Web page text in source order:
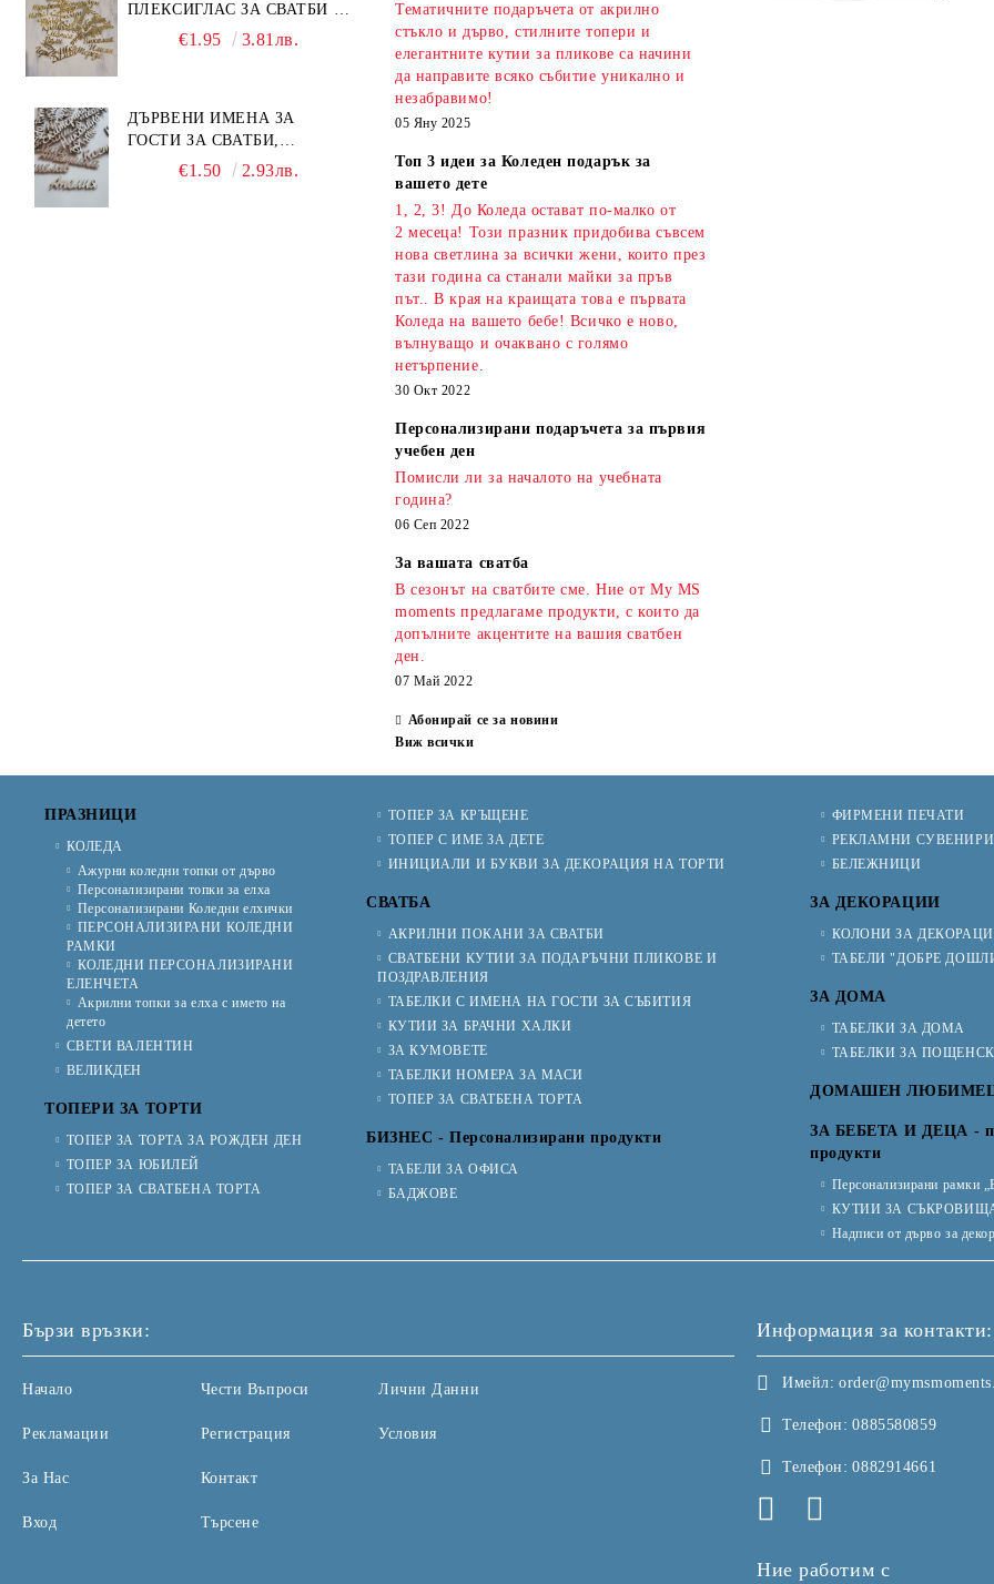
ПЛЕКСИГЛАС ЗА СВАТБИ И
СЪБИТИЯ
€1.95 3.81лв.
ДЪРВЕНИ ИМЕНА ЗА
ГОСТИ ЗА СВАТБИ,
КРЪЩЕНЕТА И СЪБИТИЯ
€1.50 2.93лв.
Тематичните подаръчета от акрилно
стъкло и дърво, стилните топери и
елегантните кутии за пликове са начини
да направите всяко събитие уникално и
незабравимо!
05 Яну 2025
Топ 3 идеи за Коледен подарък за
вашето дете
1, 2, 3! До Коледа остават по-малко от
2 месеца! Този празник придобива съвсем
нова светлина за всички жени, които през
тази година са станали майки за пръв
път.. В края на краищата това е първата
Коледа на вашето бебе! Всичко е ново,
вълнуващо и очаквано с голямо
нетърпение.
30 Окт 2022
Персонализирани подаръчета за първия
учебен ден
Помисли ли за началото на учебната
година?
06 Сеп 2022
За вашата сватба
В сезонът на сватбите сме. Ние от My MS
moments предлагаме продукти, с които да
допълните акцентите на вашия сватбен
ден.
07 Май 2022
Абонирай се за новини
Виж всички
ПРАЗНИЦИ
КОЛЕДА
Ажурни коледни топки от дърво
Персонализирани топки за елха
Персонализирани Коледни елхички
ПЕРСОНАЛИЗИРАНИ КОЛЕДНИ
РАМКИ
КОЛЕДНИ ПЕРСОНАЛИЗИРАНИ
ЕЛЕНЧЕТА
Акрилни топки за елха с името на
детето
СВЕТИ ВАЛЕНТИН
ВЕЛИКДЕН
ТОПЕРИ ЗА ТОРТИ
ТОПЕР ЗА ТОРТА ЗА РОЖДЕН ДЕН
ТОПЕР ЗА ЮБИЛЕЙ
ТОПЕР ЗА СВАТБЕНА ТОРТА
ТОПЕР ЗА КРЪЩЕНЕ
ТОПЕР С ИМЕ ЗА ДЕТЕ
ИНИЦИАЛИ И БУКВИ ЗА ДЕКОРАЦИЯ НА ТОРТИ
СВАТБА
АКРИЛНИ ПОКАНИ ЗА СВАТБИ
СВАТБЕНИ КУТИИ ЗА ПОДАРЪЧНИ ПЛИКОВЕ И
ПОЗДРАВЛЕНИЯ
ТАБЕЛКИ С ИМЕНА НА ГОСТИ ЗА СЪБИТИЯ
КУТИИ ЗА БРАЧНИ ХАЛКИ
ЗА КУМОВЕТЕ
ТАБЕЛКИ НОМЕРА ЗА МАСИ
ТОПЕР ЗА СВАТБЕНА ТОРТА
БИЗНЕС - Персонализирани продукти
ТАБЕЛИ ЗА ОФИСА
БАДЖОВЕ
ФИРМЕНИ ПЕЧАТИ
РЕКЛАМНИ СУВЕНИРИ
БЕЛЕЖНИЦИ
ЗА ДЕКОРАЦИИ
КОЛОНИ ЗА
ТАБЕЛИ "ДОБРЕ
ЗА ДОМА
ТАБЕЛКИ ЗА ДОМА
ТАБЕЛКИ ЗА
ДОМАШЕН
ЗА БЕБЕТА И ДЕЦА -
продукти
Персонализирани рамки
КУТИИ ЗА
Надписи от дърво за
Бързи връзки:
Начало
Рекламации
За Нас
Вход
Чести Въпроси
Регистрация
Контакт
Търсене
Лични Данни
Условия
Информация за контакти:
Имейл:
Телефон: 0885580859
Телефон: 0882914661
Ние работим с